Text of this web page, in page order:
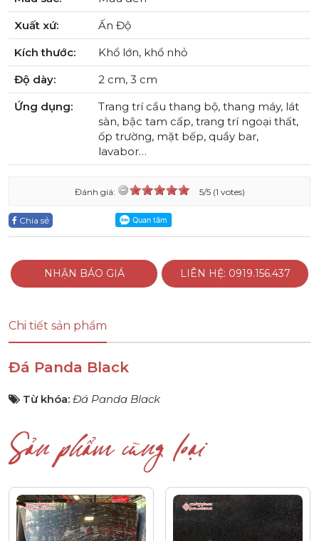
Xuất xứ:
Ấn Độ
Kích thước:
Khổ lớn, khổ nhỏ
Độ dày:
2 cm, 3 cm
Ứng dụng:
Trang trí cầu thang bộ, thang máy, lát
sàn, bậc tam cấp, trang trí ngoại thất,
ốp trường, mặt bếp, quầy bar,
lavabor…
Đánh giá: 5/5 (1 votes)
Chia sẻ
NHẬN BÁO GIÁ LIÊN HỆ: 0919.156.437
Chi tiết sản phẩm
Đá Panda Black
Từ khóa: Đá Panda Black
Sản phẩm cùng loại